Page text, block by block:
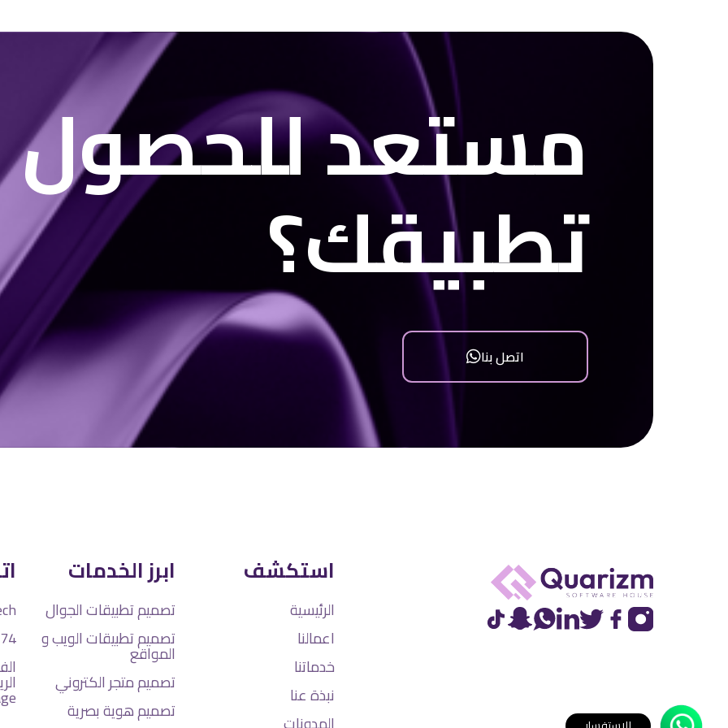
مستعد
تطبيقك؟
اتصل بنا
استكشف
الرئيسية
اعمالنا
خدماتنا
نبذة عنا
ابرز الخدمات
تصميم تطبيقات الجوال
تصميم تطبيقات الويب و
المواقع
تصميم متجر الكتروني
تصميم هوية بصرية